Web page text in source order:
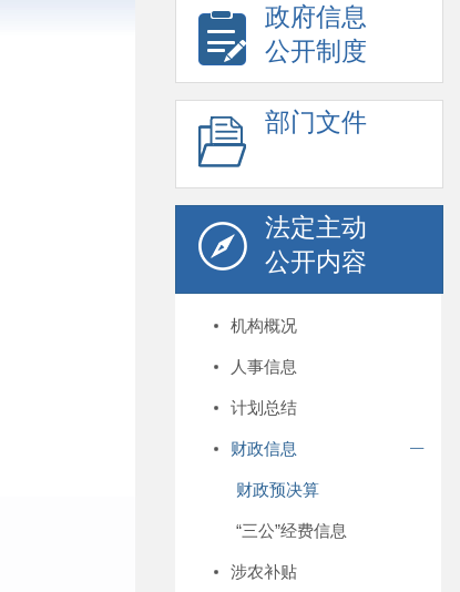
政府信息
公开制度
部门文件
法定主动
公开内容
机构概况
人事信息
计划总结
财政信息
财政预决算
“三公”经费信息
涉农补贴